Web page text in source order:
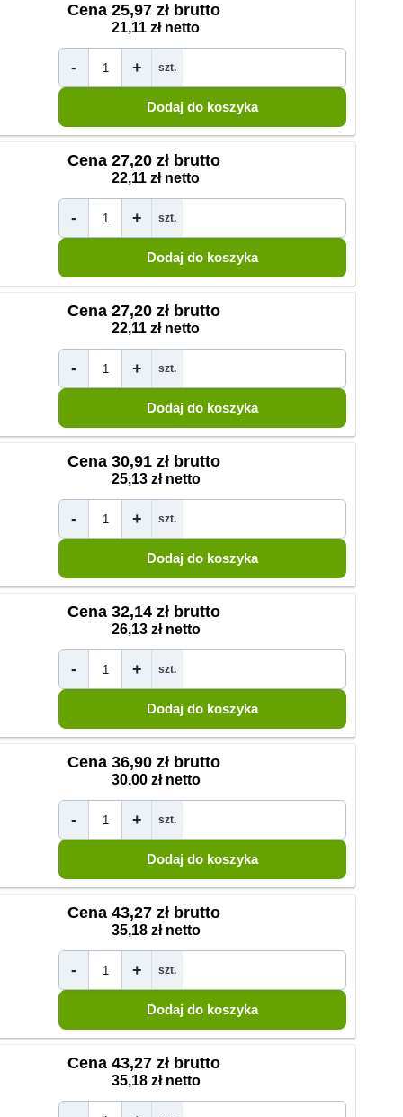
Cena 25,97 zł brutto
21,11 zł netto
- + szt.
Cena 27,20 zł brutto
22,11 zł netto
- + szt.
Cena 27,20 zł brutto
22,11 zł netto
- + szt.
Cena 30,91 zł brutto
25,13 zł netto
- + szt.
Cena 32,14 zł brutto
26,13 zł netto
- + szt.
Cena 36,90 zł brutto
30,00 zł netto
- + szt.
Cena 43,27 zł brutto
35,18 zł netto
- + szt.
Cena 43,27 zł brutto
35,18 zł netto